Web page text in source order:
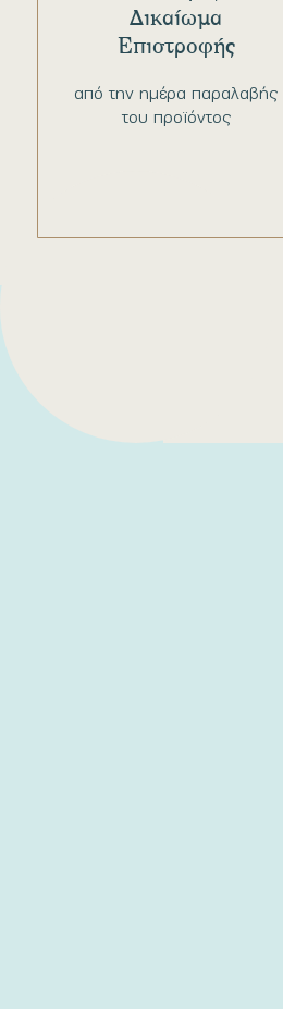
από την ημέρα παραλαβής
του προϊόντος
Δικαίωμα
Επιστροφής